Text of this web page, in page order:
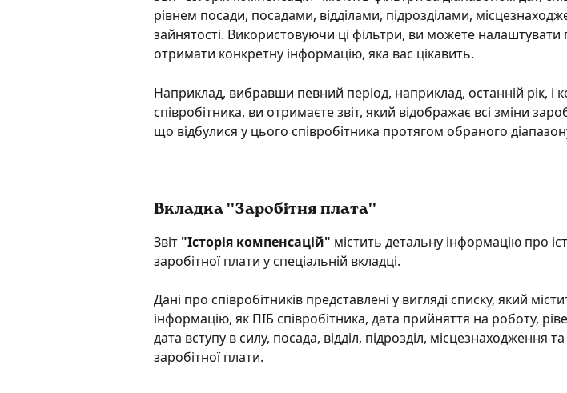
рівнем посади, посадами, відділами, підрозділами,
зайнятості. Використовуючи ці фільтри, ви можете налаштувати
отримати конкретну інформацію, яка вас цікавить.
Наприклад, вибравши певний період, наприклад, останній рік, і
співробітника, ви отримаєте звіт, який відображає всі зміни
що відбулися у цього співробітника протягом обраного
Вкладка ''Заробітня плата''
Звіт "Історія компенсацій" містить детальну інформацію про
заробітної плати у спеціальній вкладці.
Дані про співробітників представлені у вигляді списку, який
інформацію, як ПІБ співробітника, дата прийняття на роботу,
дата вступу в силу, посада, відділ, підрозділ, місцезнаходження
заробітної плати.